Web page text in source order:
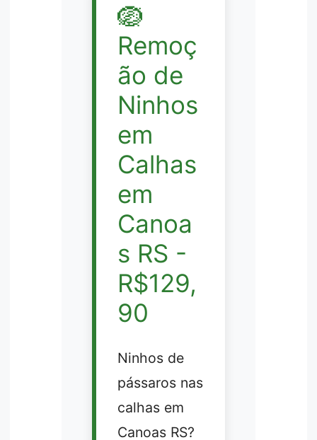
🪺
Remoç
ão de
Ninhos
em
Calhas
em
Canoa
s RS -
R$129,
90
Ninhos de
pássaros nas
calhas em
Canoas RS?